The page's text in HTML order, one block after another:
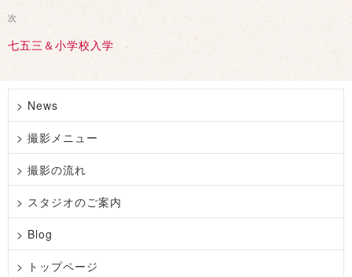
ゲ
ー
シ
ン
次
投
次
七五三＆小学校入学
> News
> 撮影メニュー
> 撮影の流れ
> スタジオのご案内
> Blog
> トップページ